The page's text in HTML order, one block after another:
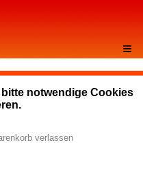
≡
notwendige Cookies
verlassen